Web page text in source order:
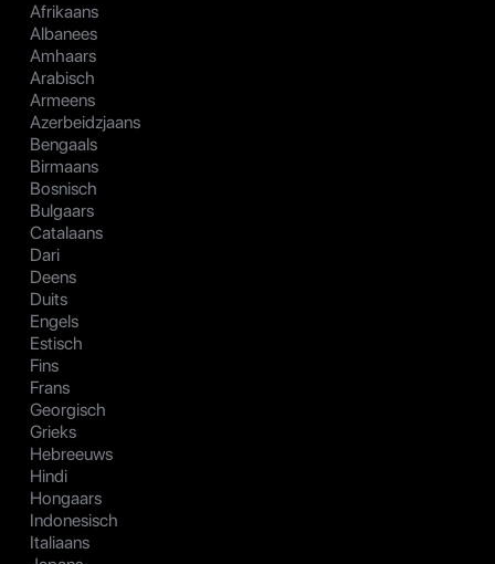
Afrikaans
Albanees
Amhaars
Arabisch
Armeens
Azerbeidzjaans
Bengaals
Birmaans
Bosnisch
Bulgaars
Catalaans
Dari
Deens
Duits
Engels
Estisch
Fins
Frans
Georgisch
Grieks
Hebreeuws
Hindi
Hongaars
Indonesisch
Italiaans